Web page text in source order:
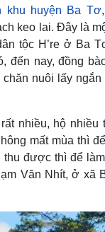
khu huyện Ba Tơ
keo lai. Đây là
tộc H’re ở Ba
đến nay, đồng
nuôi lấy
nhiều, hộ nhiều
mất mùa thì
được thì để
Văn Nhít, ở xã